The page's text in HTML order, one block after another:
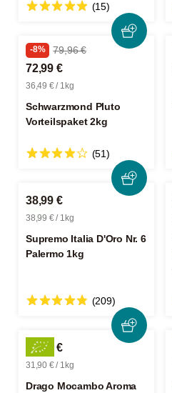
(15)
-8% 79,96 €
72,99 €
36,49 € / 1kg
Schwarzmond Pluto
Vorteilspaket 2kg
(51)
38,99 €
38,99 € / 1kg
Supremo Italia D'Oro Nr. 6
Palermo 1kg
(209)
31,90 €
31,90 € / 1kg
Drago Mocambo Aroma